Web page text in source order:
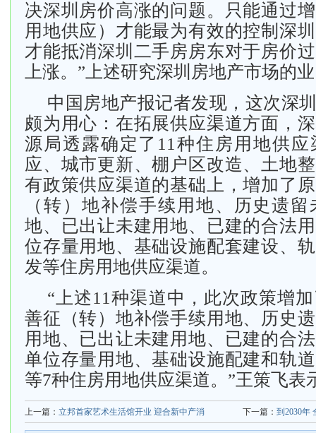
决深圳房价高涨的问题。只能通过
用地供应）才能最为有效的控制深
才能抵消深圳二手房房东对于房价
上涨。”上述研究深圳房地产市场的
中国房地产报记者发现，这次深
颇为用心：在拓展供应渠道方面，
源局透露确定了11种住房用地供
应、城市更新、棚户区改造、土地
有政策供应渠道的基础上，增加了
（转）地补偿手续用地、历史遗
地、已出让未建用地、已建的合法
位存量用地、基础设施配套建设、
发等住房用地供应渠道。
“上述11种渠道中，此次政策增
善征（转）地补偿手续用地、历史
用地、已出让未建用地、已建的合
单位存量用地、基础设施配建和轨
等7种住房用地供应渠道。”王策飞表
上一篇： 立邦首家艺术生活馆开业 迎合新中产消 下一篇： 到2030年